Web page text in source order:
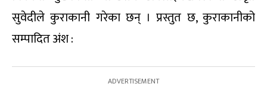
सुवेदीले कुराकानी गरेका छन् । प्रस्तुत छ, कुराकानीको
सम्पादित अंश :